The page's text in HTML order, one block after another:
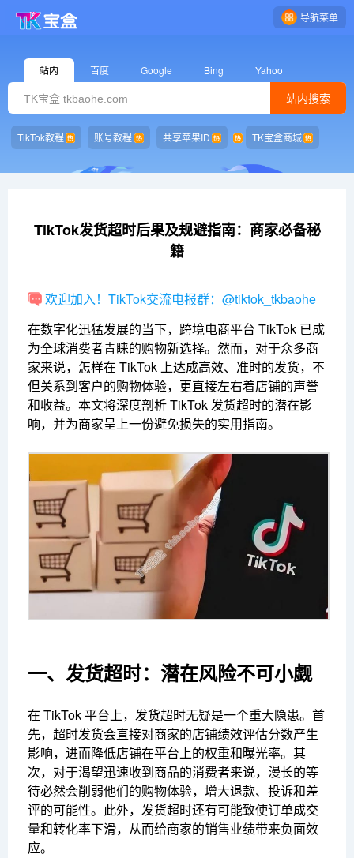
导航菜单
站内 百度 Google Bing Yahoo
站内搜索
TikTok教程 账号教程 共享苹果ID TK宝盒商城
TikTok发货超时后果及规避指南：商家必备秘
籍
欢迎加入！TikTok交流电报群： @tiktok_tkbaohe
在数字化迅猛发展的当下，跨境电商平台 TikTok 已成
为全球消费者青睐的购物新选择。然而，对于众多商
家来说，怎样在 TikTok 上达成高效、准时的发货，不
但关系到客户的购物体验，更直接左右着店铺的声誉
和收益。本文将深度剖析 TikTok 发货超时的潜在影
响，并为商家呈上一份避免损失的实用指南。
一、发货超时：潜在风险不可小觑
在 TikTok 平台上，发货超时无疑是一个重大隐患。首
先，超时发货会直接对商家的店铺绩效评估分数产生
影响，进而降低店铺在平台上的权重和曝光率。其
次，对于渴望迅速收到商品的消费者来说，漫长的等
待必然会削弱他们的购物体验，增大退款、投诉和差
评的可能性。此外，发货超时还有可能致使订单成交
量和转化率下滑，从而给商家的销售业绩带来负面效
应。